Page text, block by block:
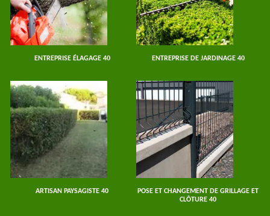
ENTREPRISE ÉLAGAGE 40 ENTREPRISE DE JARDINAGE 40
ARTISAN PAYSAGISTE 40
POSE ET CHANGEMENT DE GRILLAGE ET
CLÔTURE 40